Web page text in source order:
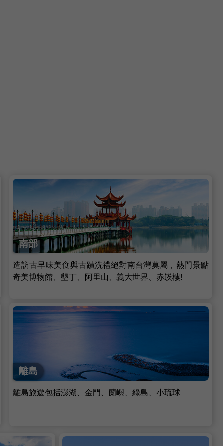
南部
造訪古早味美食與古蹟洗禮絕對南台灣莫屬，熱門景點
奇美博物館、墾丁、阿里山、義大世界、赤崁樓!
離島
離島旅遊包括澎湖、金門、蘭嶼、綠島、小琉球